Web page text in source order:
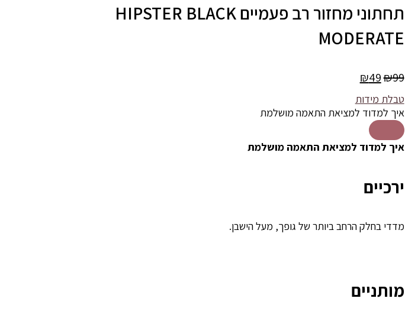
תחתוני מחזור רב פעמיים HIPSTER BLACK
MODERATE
₪99
₪49
פעמיים
BLACK
טבלת מידות
איך למדוד למציאת התאמה מושלמת
איך למדוד למציאת התאמה מושלמת
ירכיים
מדדי בחלק הרחב ביותר של גופך, מעל הישבן.
מותניים